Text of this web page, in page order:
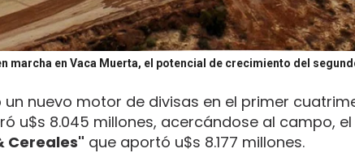
marcha en Vaca Muerta, el potencial de crecimiento del
nuevo motor de divisas en el primer
u$s 8.045 millones, acercándose al campo,
Cereales" que aportó u$s 8.177 millones.